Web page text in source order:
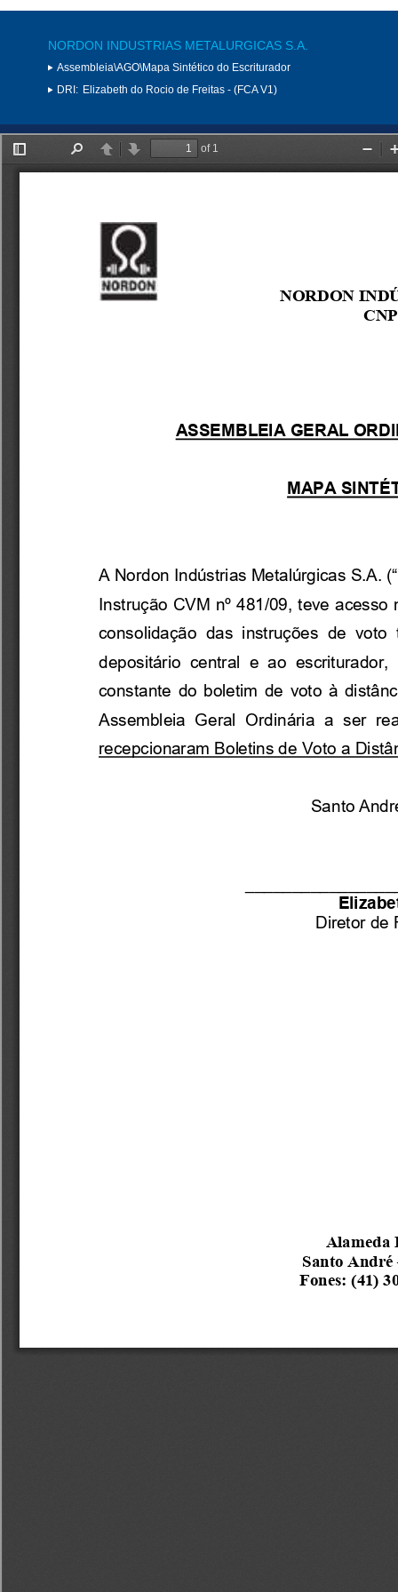
NORDON INDUSTRIAS METALURGICAS S.A.
Assembleia\AGO\Mapa Sintético do Escriturador
DRI: Elizabeth do Rocio de Freitas - (FCA V1)